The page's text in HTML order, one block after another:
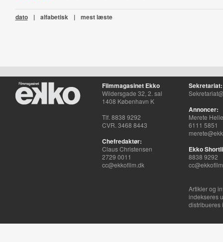
dato | alfabetisk | mest læste
Filmmagasinet Ekko
Wildersgade 32, 2. sal
1408 København K
Tlf. 8838 9292
CVR. 3468 8443
Chefredaktør:
Claus Christensen
2729 0011
cc@ekkofilm.dk
Sekretariat:
Annoncer:
Merete
6111 5851
Ekko
8838 9292
Artikler og
indekseres
distribueres